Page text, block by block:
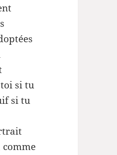
toi si tu
si tu
comme